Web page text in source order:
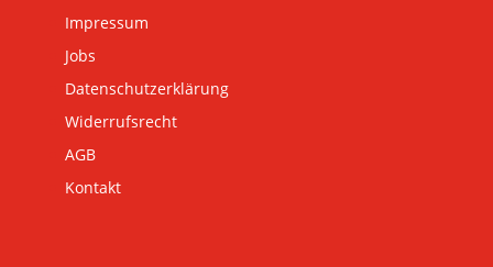
Impressum
Jobs
Datenschutzerklärung
Widerrufsrecht
AGB
Kontakt